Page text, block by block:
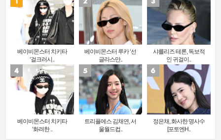
베이비몬스터 치키타
‘걸크러시..
베이비몬스터 루카 ‘선
글라스만..
샤를리즈 테론, 독보적
인 귀걸이..
베이비몬스터 치키타
‘화려한 ..
트리플에스 김채연, 서
울월드컵..
정은채, 화사한 명사수
[포토엔H..